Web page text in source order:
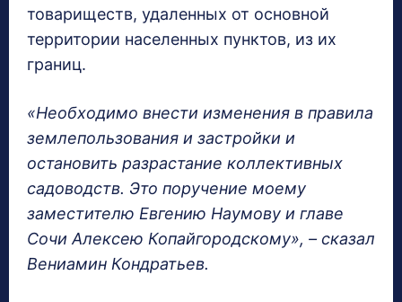
товариществ, удаленных от основной
территории населенных пунктов, из их
границ.
«Необходимо внести изменения в правила
землепользования и застройки и
остановить разрастание коллективных
садоводств. Это поручение моему
заместителю Евгению Наумову и главе
Сочи Алексею Копайгородскому», – сказал
Вениамин Кондратьев.